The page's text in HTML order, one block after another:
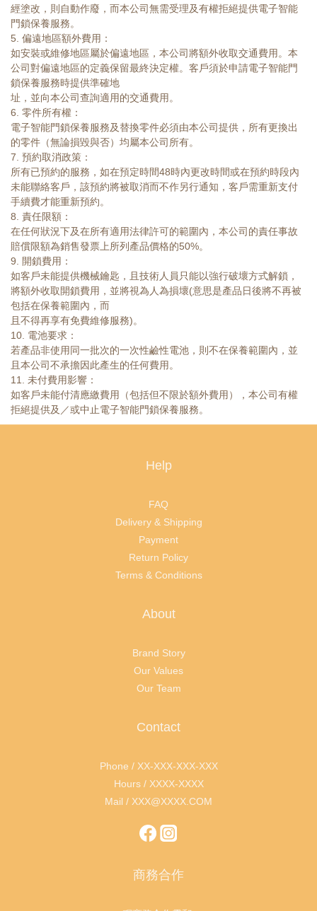
經塗改，則自動作廢，而本公司無需受理及有權拒絕提供電子智能
門鎖保養服務。
5. 偏遠地區額外費用：
如安裝或維修地區屬於偏遠地區，本公司將額外收取交通費用。本
公司對偏遠地區的定義保留最終決定權。客戶須於申請電子智能門
鎖保養服務時提供準確地
址，並向本公司查詢適用的交通費用。
6. 零件所有權：
電子智能門鎖保養服務及替換零件必須由本公司提供，所有更換出
的零件（無論損毀與否）均屬本公司所有。
7. 預約取消政策：
所有已預約的服務，如在預定時間48時內更改時間或在預約時段內
未能聯絡客戶，該預約將被取消而不作另行通知，客戶需重新支付
手續費才能重新預約。
8. 責任限額：
在任何狀況下及在所有適用法律許可的範圍內，本公司的責任事故
賠償限額為銷售發票上所列產品價格的50%。
9. 開鎖費用：
如客戶未能提供機械鑰匙，且技術人員只能以強行破壞方式解鎖，
將額外收取開鎖費用，並將視為人為損壞(意思是產品日後將不再被
包括在保養範圍內，而
且不得再享有免費維修服務)。
10. 電池要求：
若產品非使用同一批次的一次性鹼性電池，則不在保養範圍內，並
且本公司不承擔因此產生的任何費用。
11. 未付費用影響：
如客戶未能付清應繳費用（包括但不限於額外費用），本公司有權
拒絕提供及／或中止電子智能門鎖保養服務。
Help
FAQ
Delivery & Shipping
Payment
Return Policy
Terms & Conditions
About
Brand Story
Our Values
Our Team
Contact
Phone / XX-XXX-XXX-XXX
Hours / XXXX-XXXX
Mail / XXX@XXXX.COM
商務合作